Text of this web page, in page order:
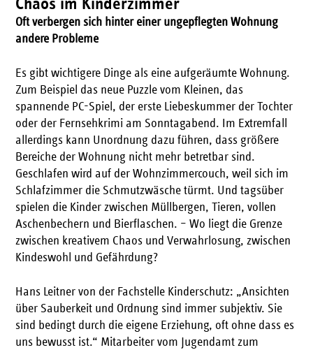
Oft verbergen sich hinter einer ungepflegten Wohnung
andere Probleme
Es gibt wichtigere Dinge als eine aufgeräumte Wohnung.
Zum Beispiel das neue Puzzle vom Kleinen, das
spannende PC-Spiel, der erste Liebeskummer der Tochter
oder der Fernsehkrimi am Sonntagabend. Im Extremfall
allerdings kann Unordnung dazu führen, dass größere
Bereiche der Wohnung nicht mehr betretbar sind.
Geschlafen wird auf der Wohnzimmercouch, weil sich im
Schlafzimmer die Schmutzwäsche türmt. Und tagsüber
spielen die Kinder zwischen Müllbergen, Tieren, vollen
Aschenbechern und Bierflaschen. – Wo liegt die Grenze
zwischen kreativem Chaos und Verwahrlosung, zwischen
Kindeswohl und Gefährdung?
Hans Leitner von der Fachstelle Kinderschutz: „Ansichten
über Sauberkeit und Ordnung sind immer subjektiv. Sie
sind bedingt durch die eigene Erziehung, oft ohne dass es
uns bewusst ist.“ Mitarbeiter vom Jugendamt zum